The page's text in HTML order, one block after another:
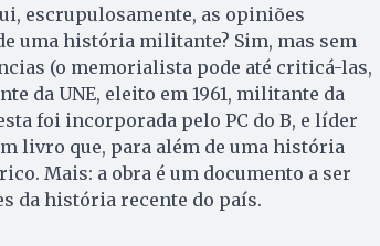
escrupulosamente, as opiniões
uma história militante? Sim, mas sem
(o memorialista pode até criticá-las,
da UNE, eleito em 1961, militante da
foi incorporada pelo PC do B, e líder
livro que, para além de uma história
Mais: a obra é um documento a ser
da história recente do país.